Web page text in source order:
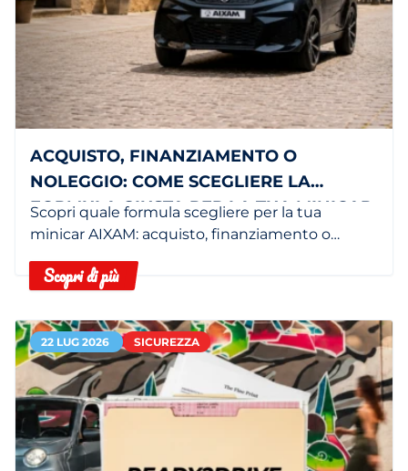
ACQUISTO, FINANZIAMENTO O
NOLEGGIO: COME SCEGLIERE LA
FORMULA GIUSTA PER LA TUA MINICAR
Scopri quale formula scegliere per la tua
minicar AIXAM: acquisto, finanziamento o
Scopri di più
22 LUG 2026 SICUREZZA